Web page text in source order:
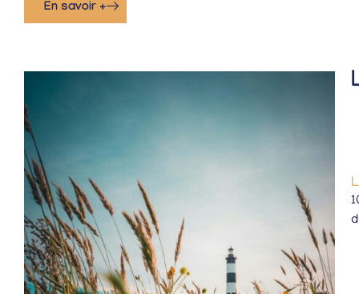
En savoir +